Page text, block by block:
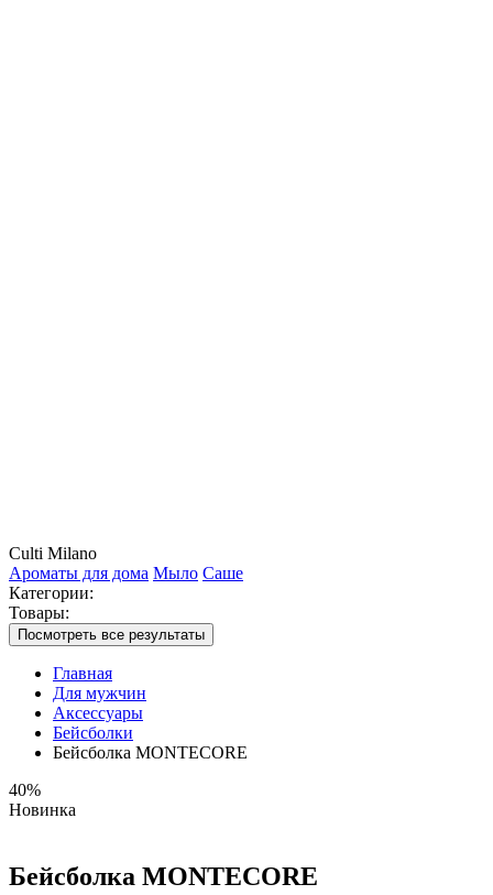
Culti Milano
Ароматы для дома Мыло Саше
Категории:
Товары:
Посмотреть все результаты
Главная
Для мужчин
Аксессуары
Бейсболки
Бейсболка MONTECORE
40%
Новинка
Бейсболка MONTECORE